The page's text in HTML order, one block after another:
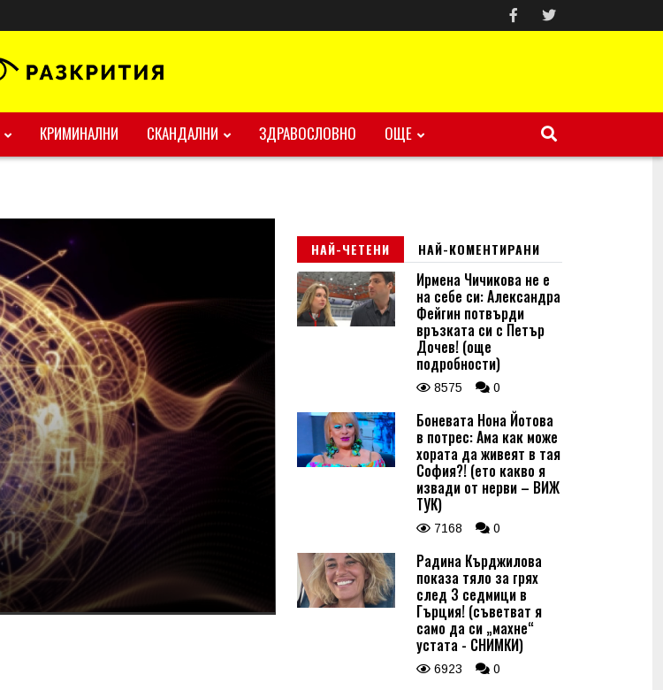
КРИМИНАЛНИ СКАНДАЛНИ ЗДРАВОСЛОВНО ОЩЕ
НАЙ-ЧЕТЕНИ НАЙ-КОМЕНТИРАНИ
Ирмена Чичикова не е
на себе си: Александра
Фейгин потвърди
връзката си с Петър
Дочев! (още
подробности)
8575 0
Боневата Нона Йотова
в потрес: Ама как може
хората да живеят в тая
София?! (ето какво я
извади от нерви – ВИЖ
ТУК)
7168 0
Радина Кърджилова
показа тяло за грях
след 3 седмици в
Гърция! (съветват я
само да си „махне“
устата - СНИМКИ)
6923 0